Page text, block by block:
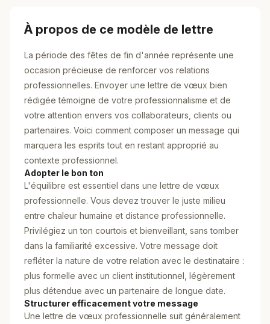
À propos de ce modèle de lettre
La période des fêtes de fin d'année représente une
occasion précieuse de renforcer vos relations
professionnelles. Envoyer une lettre de vœux bien
rédigée témoigne de votre professionnalisme et de
votre attention envers vos collaborateurs, clients ou
partenaires. Voici comment composer un message qui
marquera les esprits tout en restant approprié au
contexte professionnel.
Adopter le bon ton
L'équilibre est essentiel dans une lettre de vœux
professionnelle. Vous devez trouver le juste milieu
entre chaleur humaine et distance professionnelle.
Privilégiez un ton courtois et bienveillant, sans tomber
dans la familiarité excessive. Votre message doit
refléter la nature de votre relation avec le destinataire :
plus formelle avec un client institutionnel, légèrement
plus détendue avec un partenaire de longue date.
Structurer efficacement votre message
Une lettre de vœux professionnelle suit généralement